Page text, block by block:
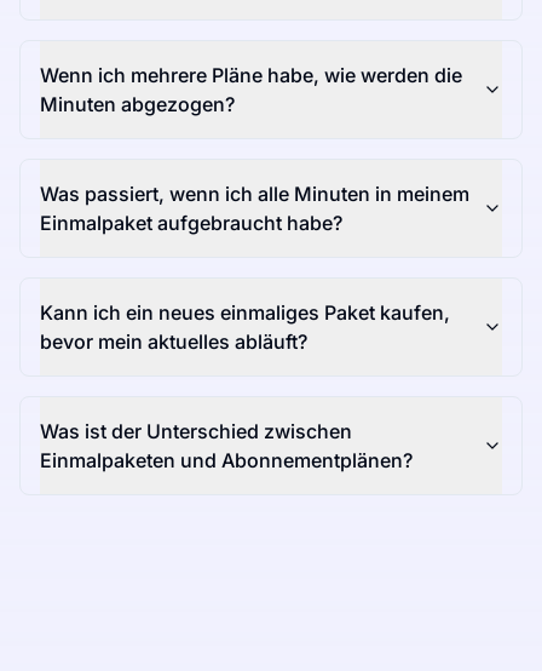
Wenn ich mehrere Pläne habe, wie werden die
Minuten abgezogen?
Was passiert, wenn ich alle Minuten in meinem
Einmalpaket aufgebraucht habe?
Kann ich ein neues einmaliges Paket kaufen,
bevor mein aktuelles abläuft?
Was ist der Unterschied zwischen
Einmalpaketen und Abonnementplänen?